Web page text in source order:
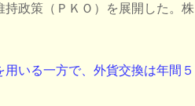
政策（ＰＫＯ）を展開した。株
いる一方で、外貨交換は年間５